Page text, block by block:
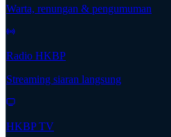
Warta, renungan & pengumuman
Radio HKBP
Streaming siaran langsung
HKBP TV